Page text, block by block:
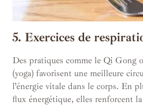
5. Exercices de
Des pratiques comme le Qi Gong
(yoga) favorisent une meilleure
l’énergie vitale dans le corps. En
flux énergétique, elles renforcent